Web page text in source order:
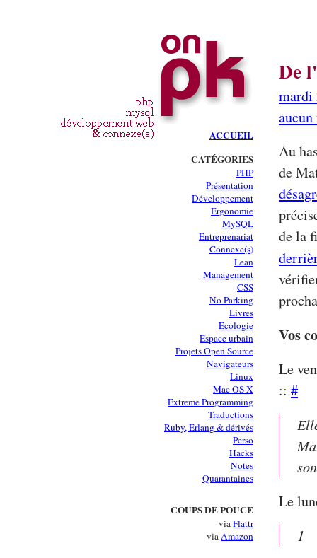
ACCUEIL
CATÉGORIES
PHP
Présentation
Développement
Ergonomie
MySQL
Entreprenariat
Connexe(s)
Lean
Management
CSS
No Parking
Livres
Ecologie
Espace urbain
Projets Open Source
Navigateurs
Linux
Mac OS X
Extreme Programming
Traductions
Ruby, Erlang & dérivés
Perso
Hacks
Notes
Quarantaines
COUPS DE POUCE
viaFlattr
viaAmazon
De
mardi
Au
de
de la
Vos
Le
:: #
Le
1